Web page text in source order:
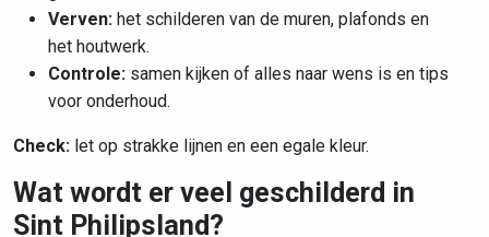
Verven: het schilderen van de muren, plafonds en
het houtwerk.
Controle: samen kijken of alles naar wens is en tips
voor onderhoud.
Check: let op strakke lijnen en een egale kleur.
Wat wordt er veel geschilderd in
Sint Philipsland?